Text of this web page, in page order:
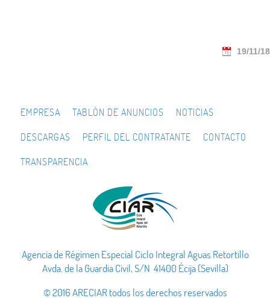
19/11/18
EMPRESA TABLÓN DE ANUNCIOS NOTICIAS
DESCARGAS PERFIL DEL CONTRATANTE CONTACTO
TRANSPARENCIA
Agencia de Régimen Especial Ciclo Integral Aguas Retortillo
Avda. de la Guardia Civil, S/N 41400 Écija (Sevilla)
© 2016 ARECIAR todos los derechos reservados